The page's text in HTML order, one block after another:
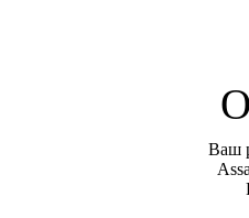
Ваш